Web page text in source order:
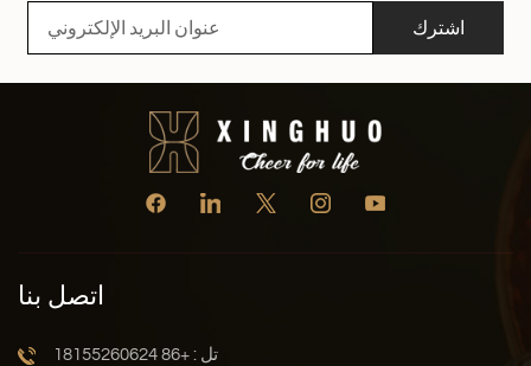
اشترك
اتصل بنا
تل : +86 18155260624